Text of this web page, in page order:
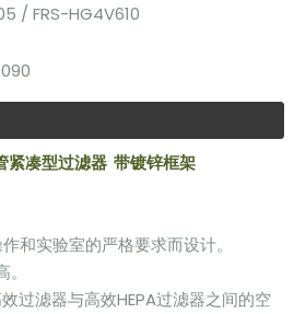
/ FRS-HG4V610
紧凑型过滤器 带镀锌框架
和实验室的严格要求而设计。
过滤器与高效HEPA过滤器之间的空